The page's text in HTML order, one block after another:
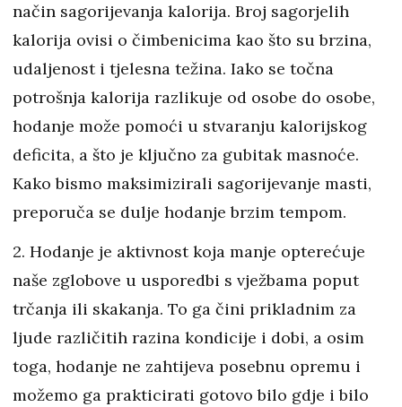
način sagorijevanja kalorija. Broj sagorjelih
kalorija ovisi o čimbenicima kao što su brzina,
udaljenost i tjelesna težina. Iako se točna
potrošnja kalorija razlikuje od osobe do osobe,
hodanje može pomoći u stvaranju kalorijskog
deficita, a što je ključno za gubitak masnoće.
Kako bismo maksimizirali sagorijevanje masti,
preporuča se dulje hodanje brzim tempom.
2. Hodanje je aktivnost koja manje opterećuje
naše zglobove u usporedbi s vježbama poput
trčanja ili skakanja. To ga čini prikladnim za
ljude različitih razina kondicije i dobi, a osim
toga, hodanje ne zahtijeva posebnu opremu i
možemo ga prakticirati gotovo bilo gdje i bilo